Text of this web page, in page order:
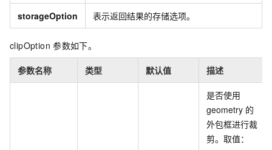
storageOption 表示返回结果的存储选项。
clipOption 参数如下。
参数名称 类型 默认值 描述
是否使用
geometry 的
外包框进行裁
剪。取值：